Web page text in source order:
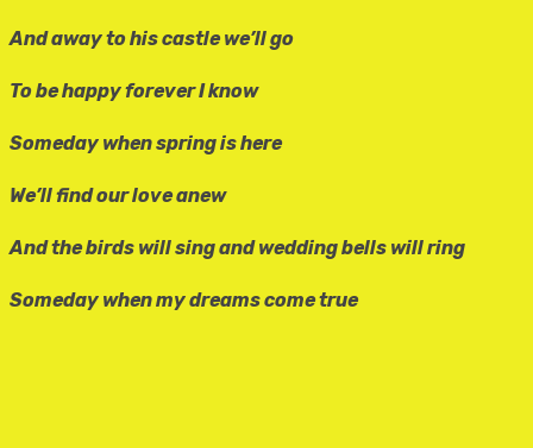
And away to his castle we’ll go
To be happy forever I know
Someday when spring is here
We’ll find our love anew
And the birds will sing and wedding bells will ring
Someday when my dreams come true